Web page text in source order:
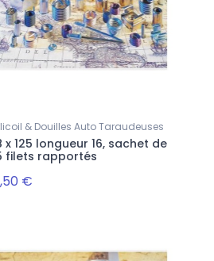
Accueil
& Douilles Auto Taraudeuses
x 125 longueur 16, sachet de
filets rapportés
€